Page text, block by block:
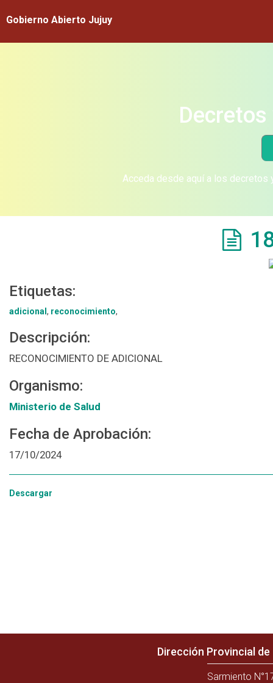
Gobierno Abierto Jujuy
Acceda desde aquí a los
Etiquetas:
adicional , reconocimiento,
Descripción:
RECONOCIMIENTO DE ADICIONAL
Organismo:
Ministerio de Salud
Fecha de Aprobación:
17/10/2024
Descargar
Dirección Provincial
Sarmiento